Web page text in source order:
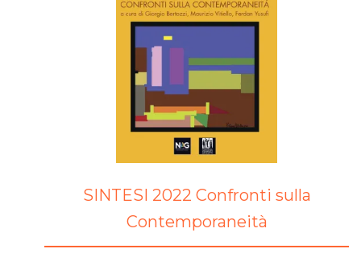
SINTESI 2022 Confronti sulla
Contemporaneità